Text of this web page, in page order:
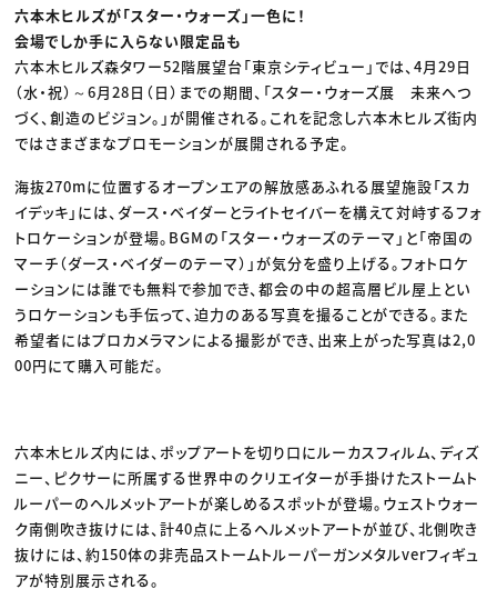
六本木ヒルズが「スター・ウォーズ」一色に！
会場でしか手に入らない限定品も
六本木ヒルズ森タワー52階展望台「東京シティビュー」では、4月29日
（水・祝）～6月28日（日）までの期間、「スター・ウォーズ展 未来へつ
づく、創造のビジョン。」が開催される。これを記念し六本木ヒルズ街内
ではさまざまなプロモーションが展開される予定。
海抜270mに位置するオープンエアの解放感あふれる展望施設「スカ
イデッキ」には、ダース・ベイダーとライトセイバーを構えて対峙するフォ
トロケーションが登場。BGMの「スター・ウォーズのテーマ」と「帝国の
マーチ（ダース・ベイダーのテーマ）」が気分を盛り上げる。フォトロケ
ーションには誰でも無料で参加でき、都会の中の超高層ビル屋上とい
うロケーションも手伝って、迫力のある写真を撮ることができる。また
希望者にはプロカメラマンによる撮影ができ、出来上がった写真は2,0
00円にて購入可能だ。
六本木ヒルズ内には、ポップアートを切り口にルーカスフィルム、ディズ
ニー、ピクサーに所属する世界中のクリエイターが手掛けたストームト
ルーパーのヘルメットアートが楽しめるスポットが登場。ウェストウォー
ク南側吹き抜けには、計40点に上るヘルメットアートが並び、北側吹き
抜けには、約150体の非売品ストームトルーパーガンメタルverフィギュ
アが特別展示される。